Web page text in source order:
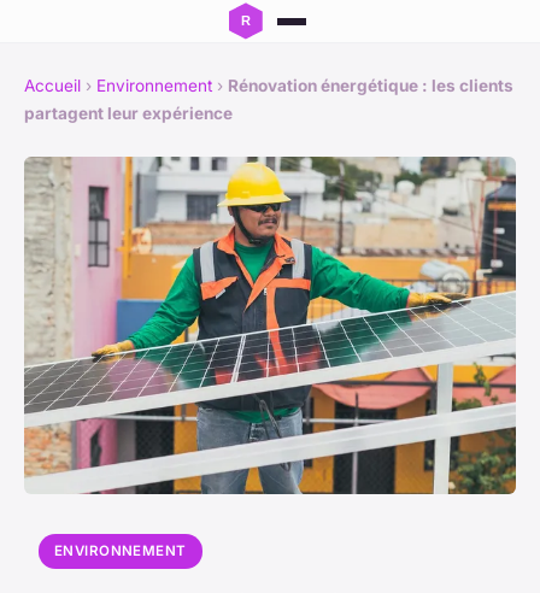
Accueil › Environnement › Rénovation énergétique : les clients
partagent leur expérience
ENVIRONNEMENT